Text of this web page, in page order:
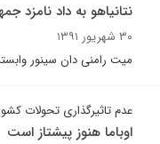
نتانیاهو به داد نامزد
۳۰ شهریور ۱۳۹۱
میت رامنی دان سینور
عدم تاثیرگذاری تحولات
اوباما هنوز پیشتاز است